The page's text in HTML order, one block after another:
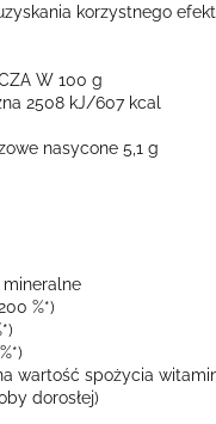
korzystnego
W 100 g
2508 kJ/607 kcal
nasycone 5,1 g
mineralne
%*)
wartość spożycia
dorosłej)